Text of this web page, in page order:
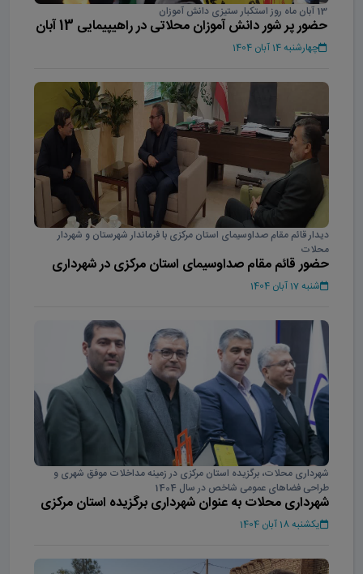
13 آبان ماه روز استکبار ستیزی دانش آموزان
حضور پر شور دانش آموزان محلاتی در راهیپیمایی 13 آبان
چهارشنبه 14 آبان 1404
دیدار قائم مقام صداوسیمای استان مرکزی با فرماندار شهرستان و شهردار
محلات
حضور قائم مقام صداوسیمای استان مرکزی در شهرداری
محلات
شنبه 17 آبان 1404
شهرداری محلات، برگزیده استان مرکزی در زمینه مداخلات موفق شهری و
طراحی فضاهای عمومی شاخص در سال 1404
شهرداری محلات به عنوان شهرداری برگزیده استان مرکزی
در سال 1404
یکشنبه 18 آبان 1404